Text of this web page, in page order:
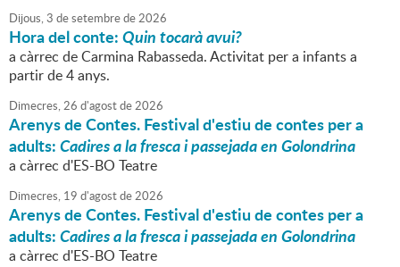
Dijous,3 desetembrede2026
Hora del conte:Quin tocarà avui?
a càrrec de Carmina Rabasseda. Activitat per a infants a
partir de 4 anys.
Dimecres,26 d'agostde2026
Arenys de Contes. Festival d'estiu de contes per a
adults:Cadires a la fresca i passejada en Golondrina
a càrrec d'ES-BO Teatre
Dimecres, 19 d'agostde2026
Arenys de Contes. Festival d'estiu de contes per a
adults:Cadires a la fresca i passejada en Golondrina
a càrrec d'ES-BO Teatre